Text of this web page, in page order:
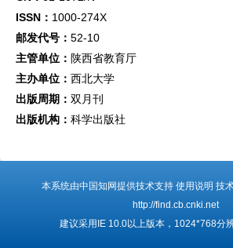
ISSN： 1000-274X
邮发代号： 52-10
主管单位： 陕西省教育厅
主办单位： 西北大学
出版周期： 双月刊
出版机构： 科学出版社
本系统由中国知网提供技术支持 使用说明 技
http://find.cb.cnki.net
建议采用IE 10.0以上版本，1024*768分